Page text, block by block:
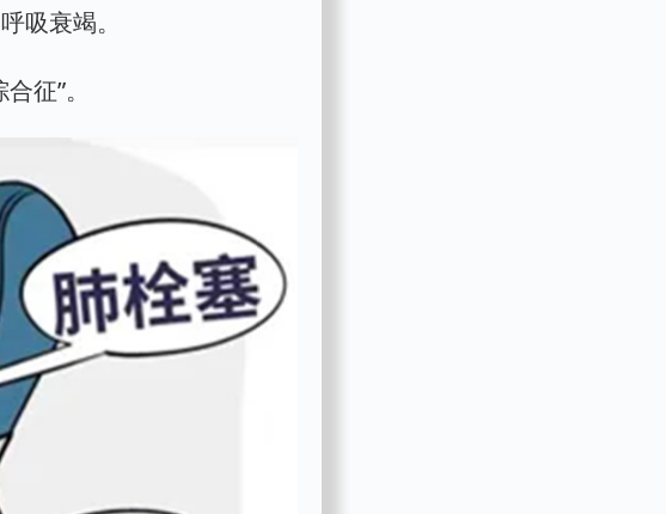
吸衰竭。
征”。